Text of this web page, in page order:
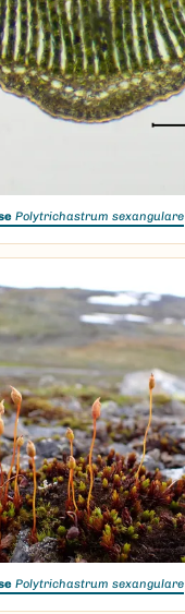
Polytrichastrum sexangulare
Polytrichastrum sexangulare